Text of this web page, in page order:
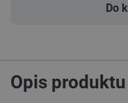
Do
Opis produktu